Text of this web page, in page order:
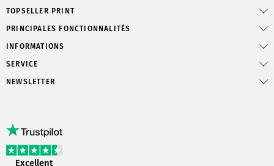
TOPSELLER PRINT
PRINCIPALES FONCTIONNALITÉS
INFORMATIONS
SERVICE
Excellent
NEWSLETTER